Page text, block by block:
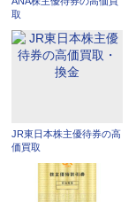
取
JR東日本株主優待券の高
価買取